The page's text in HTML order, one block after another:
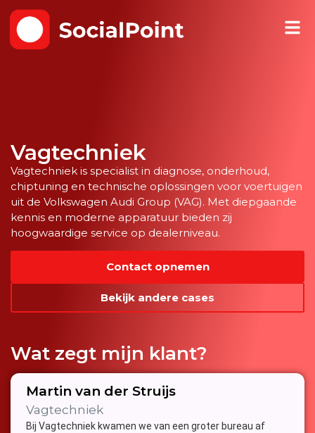
Vagtechniek
Vagtechniek is specialist in diagnose, onderhoud,
chiptuning en technische oplossingen voor voertuigen
uit de Volkswagen Audi Group (VAG). Met diepgaande
kennis en moderne apparatuur bieden zij
hoogwaardige service op dealerniveau.
Contact opnemen
Bekijk andere cases
Wat zegt mijn klant?
Martin van der Struijs
Vagtechniek
Bij Vagtechniek kwamen we van een groter bureau af